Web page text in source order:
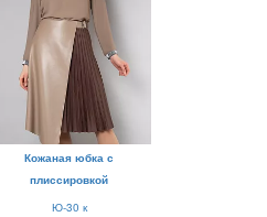
Кожаная юбка с
плиссировкой
Ю-30 к